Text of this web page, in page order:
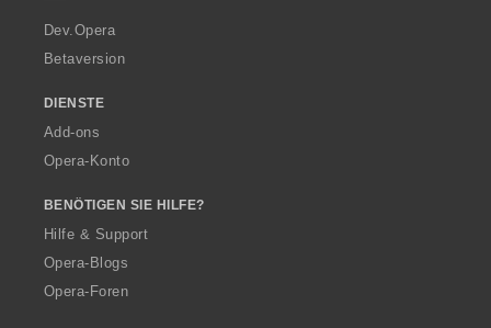
a
Dev.Opera
Betaversion
DIENSTE
Add-ons
Opera-Konto
BENÖTIGEN SIE HILFE?
Hilfe & Support
Opera-Blogs
Opera-Foren